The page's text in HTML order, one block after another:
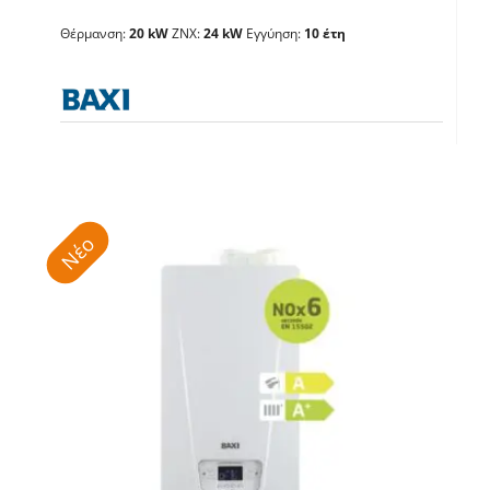
Λέβητες με άμεση παραγωγή ΖΝX
Θέρμανση:20 kWΖΝΧ:24 kWΕγγύηση: 10 έτη
Νέο